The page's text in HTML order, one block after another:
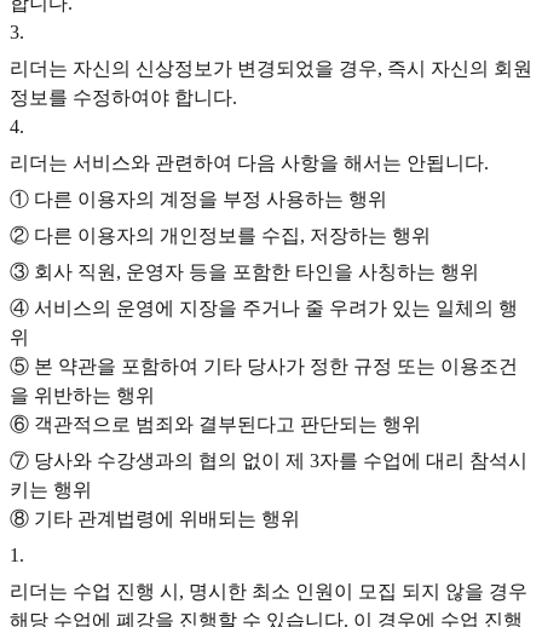
3.
리더는 자신의 신상정보가 변경되었을 경우, 즉시 자신의 회원
정보를 수정하여야 합니다.
4.
리더는 서비스와 관련하여 다음 사항을 해서는 안됩니다.
① 다른 이용자의 계정을 부정 사용하는 행위
② 다른 이용자의 개인정보를 수집, 저장하는 행위
③ 회사 직원, 운영자 등을 포함한 타인을 사칭하는 행위
④ 서비스의 운영에 지장을 주거나 줄 우려가 있는 일체의 행
위
⑤ 본 약관을 포함하여 기타 당사가 정한 규정 또는 이용조건
을 위반하는 행위
⑥ 객관적으로 범죄와 결부된다고 판단되는 행위
⑦ 당사와 수강생과의 협의 없이 제 3자를 수업에 대리 참석시
키는 행위
⑧ 기타 관계법령에 위배되는 행위
1 .
리더는 수업 진행 시, 명시한 최소 인원이 모집 되지 않을 경우
해당 수업에 폐강을 진행할 수 있습니다. 이 경우에 수업 진행